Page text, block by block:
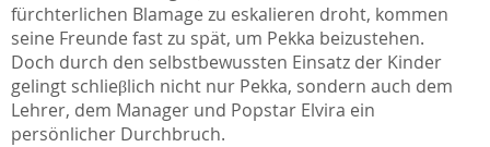
fürchterlichen Blamage zu eskalieren droht, kommen
seine Freunde fast zu spät, um Pekka beizustehen.
Doch durch den selbstbewussten Einsatz der Kinder
gelingt schlieβlich nicht nur Pekka, sondern auch dem
Lehrer, dem Manager und Popstar Elvira ein
persönlicher Durchbruch.